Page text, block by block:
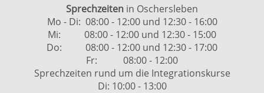
Sprechzeiten in Oschersleben
Mo - Di: 08:00 - 12:00 und 12:30 - 16:00
Mi: 08:00 - 12:00 und 12:30 - 15:00
Do: 08:00 - 12:00 und 12:30 - 17:00
Fr: 08:00 - 12:00
Sprechzeiten rund um die Integrationskurse
Di: 10:00 - 13:00